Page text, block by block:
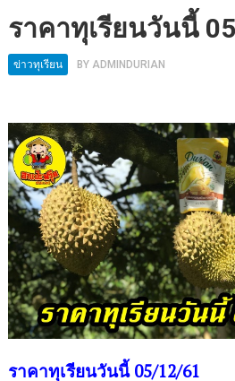
ราคาทุเรียนวันนี้
ข่าวทุเรียน BY ADMINDURIAN
ราคาทุเรียนวันนี้ 05/12/61